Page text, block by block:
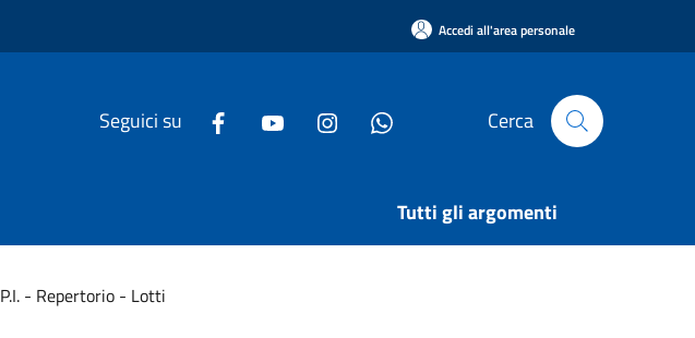
Accedi all'area personale
Seguici su Cerca
Tutti gli argomenti
P.I. - Repertorio - Lotti